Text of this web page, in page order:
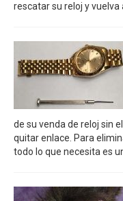
rescatar su reloj y vuelva
de su venda de reloj sin
quitar enlace. Para
todo lo que necesita es